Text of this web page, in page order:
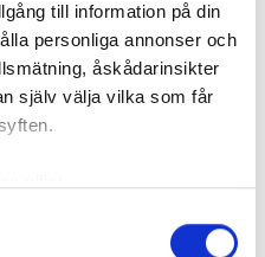
till information på din
personliga annonser och
åskådarinsikter
själv välja vilka som får
på upp till flera meter
om glipan i duschväggen, menar
inspektioner eller något
var heller inte så lätt